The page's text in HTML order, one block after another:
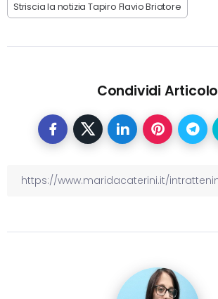
Striscia la notizia Tapiro Flavio Briatore
Condividi Articolo